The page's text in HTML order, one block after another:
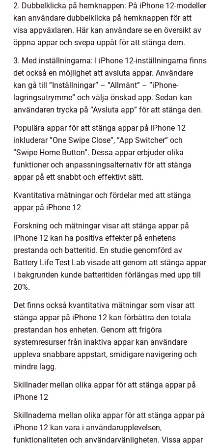
2. Dubbelklicka på hemknappen: På iPhone 12-modeller
kan användare dubbelklicka på hemknappen för att
visa appväxlaren. Här kan användare se en översikt av
öppna appar och svepa uppåt för att stänga dem.
3. Med inställningarna: I iPhone 12-inställningarna finns
det också en möjlighet att avsluta appar. Användare
kan gå till ”Inställningar” – ”Allmänt” – ”iPhone-
lagringsutrymme” och välja önskad app. Sedan kan
användaren trycka på ”Avsluta app” för att stänga den.
Populära appar för att stänga appar på iPhone 12
inkluderar ”One Swipe Close”, ”App Switcher” och
”Swipe Home Button”. Dessa appar erbjuder olika
funktioner och anpassningsalternativ för att stänga
appar på ett snabbt och effektivt sätt.
Kvantitativa mätningar och fördelar med att stänga
appar på iPhone 12
Forskning och mätningar visar att stänga appar på
iPhone 12 kan ha positiva effekter på enhetens
prestanda och batteritid. En studie genomförd av
Battery Life Test Lab visade att genom att stänga appar
i bakgrunden kunde batteritiden förlängas med upp till
20%.
Det finns också kvantitativa mätningar som visar att
stänga appar på iPhone 12 kan förbättra den totala
prestandan hos enheten. Genom att frigöra
systemresurser från inaktiva appar kan användare
uppleva snabbare appstart, smidigare navigering och
mindre lagg.
Skillnader mellan olika appar för att stänga appar på
iPhone 12
Skillnaderna mellan olika appar för att stänga appar på
iPhone 12 kan vara i användarupplevelsen,
funktionaliteten och användarvänligheten. Vissa appar